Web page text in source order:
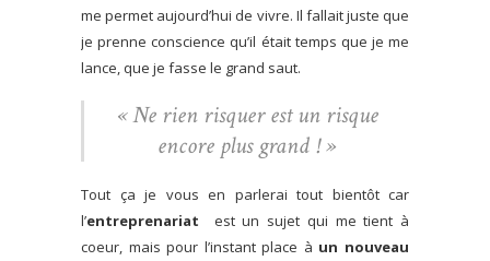
me permet aujourd’hui de vivre. Il fallait juste que
je prenne conscience qu’il était temps que je me
lance, que je fasse le grand saut.
« Ne rien risquer est un risque
encore plus grand ! »
Tout ça je vous en parlerai tout bientôt car
l’entreprenariat est un sujet qui me tient à
coeur, mais pour l’instant place à un nouveau